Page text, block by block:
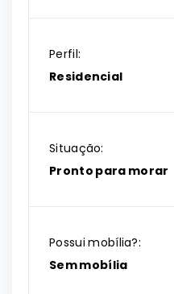
Perfil:
Residencial
Situação:
Pronto para morar
Possui mobília?:
Sem mobília